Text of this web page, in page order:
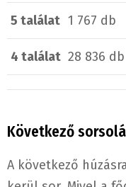
5 találat 1 767 db
4 találat 28 836 db
Következő
A következő